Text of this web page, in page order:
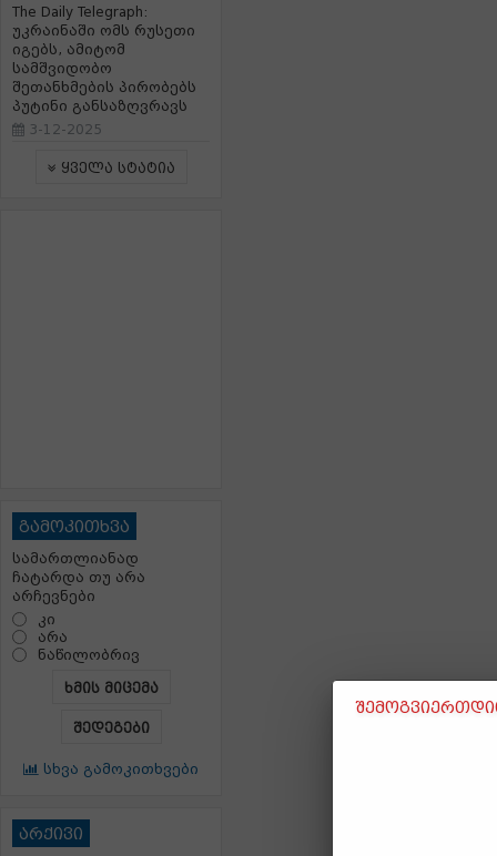
The Daily Telegraph:
უკრაინაში ომს რუსეთი
იგებს, ამიტომ
სამშვიდობო
შეთანხმების პირობებს
პუტინი განსაზღვრავს
3-12-2025
ყველა სტატია
გამოკითხვა
სამართლიანად
ჩატარდა თუ არა
არჩევნები
კი
არა
ნაწილობრივ
ხმის მიცემა
შედეგები
სხვა გამოკითხვები
არქივი